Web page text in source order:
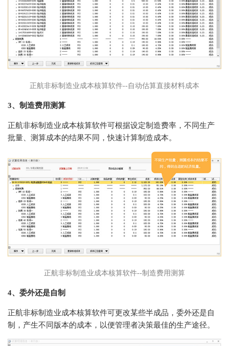
正航非标制造业成本核算软件--自动估算直接材料成本
3、制造费用测算
正航非标制造业成本核算软件可根据设定制造费率，不同生产
批量、测算成本的结果不同，快速计算制造成本。
正航非标制造业成本核算软件--制造费用测算
4、委外还是自制
正航非标制造业成本核算软件可更改某些半成品，委外还是自
制，产生不同版本的成本，以便管理者决策最佳的生产途径。